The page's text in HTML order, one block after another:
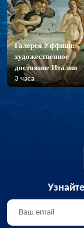
Галерея Уффици:
художественное
достояние Италии
3 часа